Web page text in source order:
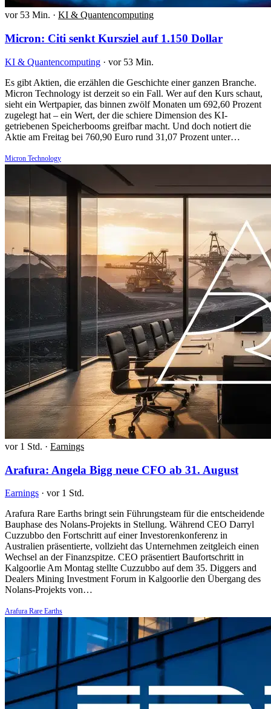
vor 53 Min. · KI & Quantencomputing
Micron: Citi senkt Kursziel auf 1.150 Dollar
KI & Quantencomputing · vor 53 Min.
Es gibt Aktien, die erzählen die Geschichte einer ganzen Branche.
Micron Technology ist derzeit so ein Fall. Wer auf den Kurs schaut,
sieht ein Wertpapier, das binnen zwölf Monaten um 692,60 Prozent
zugelegt hat – ein Wert, der die schiere Dimension des KI-
getriebenen Speicherbooms greifbar macht. Und doch notiert die
Aktie am Freitag bei 760,90 Euro rund 31,07 Prozent unter…
Micron Technology
vor 1 Std. · Earnings
Arafura: Angela Bigg neue CFO ab 31. August
Earnings · vor 1 Std.
Arafura Rare Earths bringt sein Führungsteam für die entscheidende
Bauphase des Nolans-Projekts in Stellung. Während CEO Darryl
Cuzzubbo den Fortschritt auf einer Investorenkonferenz in
Australien präsentierte, vollzieht das Unternehmen zeitgleich einen
Wechsel an der Finanzspitze. CEO präsentiert Baufortschritt in
Kalgoorlie Am Montag stellte Cuzzubbo auf dem 35. Diggers and
Dealers Mining Investment Forum in Kalgoorlie den Übergang des
Nolans-Projekts von…
Arafura Rare Earths